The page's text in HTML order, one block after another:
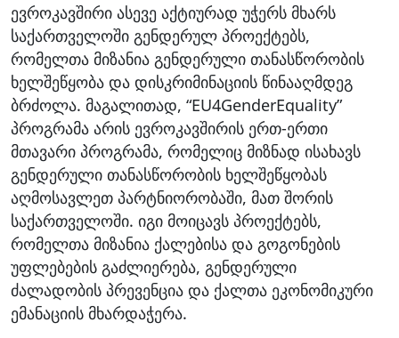
ევროკავშირი ასევე აქტიურად უჭერს მხარს
საქართველოში გენდერულ პროექტებს,
რომელთა მიზანია გენდერული თანასწორობის
ხელშეწყობა და დისკრიმინაციის წინააღმდეგ
ბრძოლა. მაგალითად, “EU4GenderEquality”
პროგრამა არის ევროკავშირის ერთ-ერთი
მთავარი პროგრამა, რომელიც მიზნად ისახავს
გენდერული თანასწორობის ხელშეწყობას
აღმოსავლეთ პარტნიორობაში, მათ შორის
საქართველოში. იგი მოიცავს პროექტებს,
რომელთა მიზანია ქალებისა და გოგონების
უფლებების გაძლიერება, გენდერული
ძალადობის პრევენცია და ქალთა ეკონომიკური
ემანაციის მხარდაჭერა.